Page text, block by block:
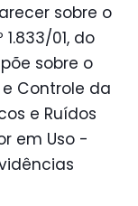
sobre o
01, do
sobre o
Controle da
e Ruídos
em Uso -